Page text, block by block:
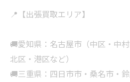
📍【出張買取エリア】
🚚愛知県：名古屋市（中区・中
北区・港区など）
🚚三重県：四日市市・桑名市・